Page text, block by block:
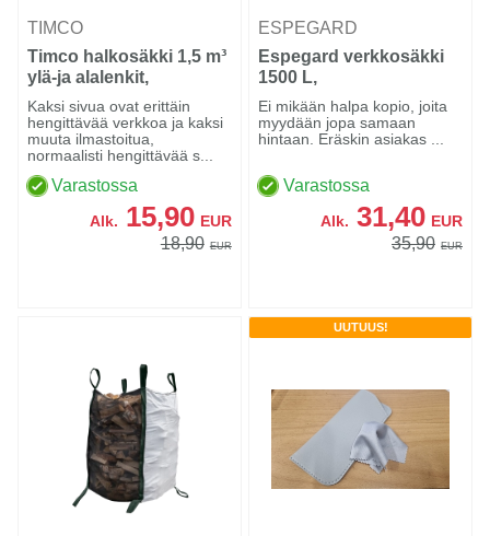
TIMCO
Timco halkosäkki 1,5 m³
ylä-ja alalenkit,
95x95x160 cm
Kaksi sivua ovat erittäin
hengittävää verkkoa ja kaksi
muuta ilmastoitua,
normaalisti hengittävää s...
Varastossa
Alk. 15,90 EUR
18,90 EUR
ESPEGARD
Espegard verkkosäkki
1500 L,
Pohjatyhjennettävä
Ei mikään halpa kopio, joita
myydään jopa samaan
hintaan. Eräskin asiakas ...
Varastossa
Alk. 31,40 EUR
35,90 EUR
UUTUUS!